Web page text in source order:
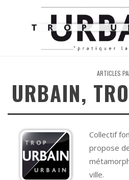
ARTICLES
URBAIN,
Collectif
propose
ville.